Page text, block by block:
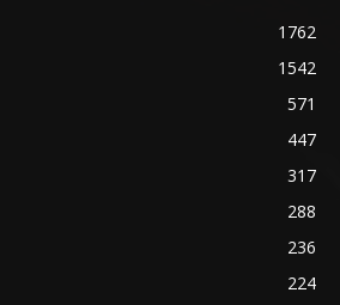
1762
1542
571
447
317
288
236
224